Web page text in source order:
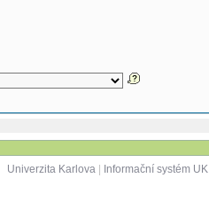
Univerzita Karlova| Informační systém UK